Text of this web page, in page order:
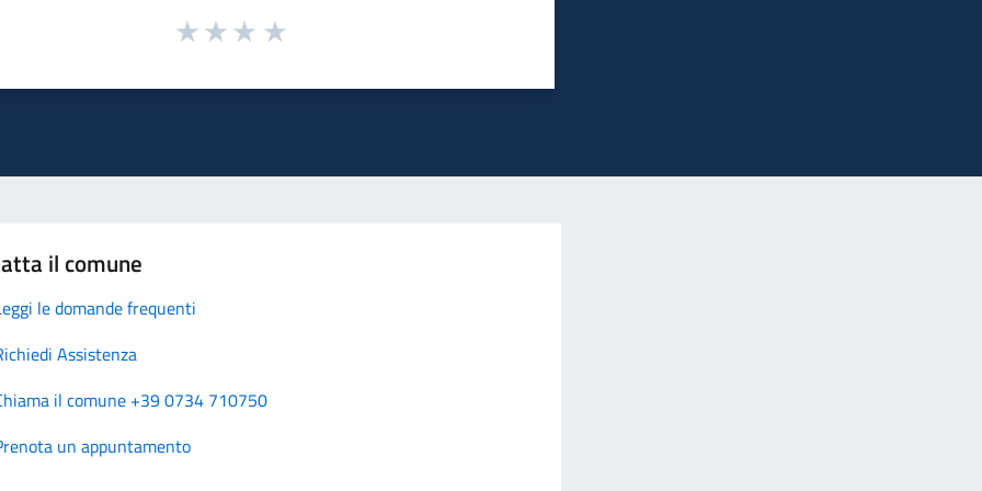
il comune
le domande frequenti
Assistenza
il comune +39 0734 710750
un appuntamento